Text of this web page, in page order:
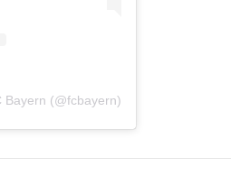
Bayern (@fcbayern)